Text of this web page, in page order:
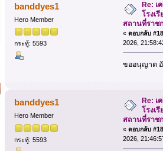
banddyes1
Hero Member
กระทู้: 5593
Re: เ
โรงเ
สถานที่ราช
« ตอบกลับ
2026,
ขออนุญาต
banddyes1
Hero Member
กระทู้: 5593
Re: เ
โรงเ
สถานที่ราช
« ตอบกลับ
2026,